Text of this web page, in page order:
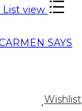
List view
Wishlist